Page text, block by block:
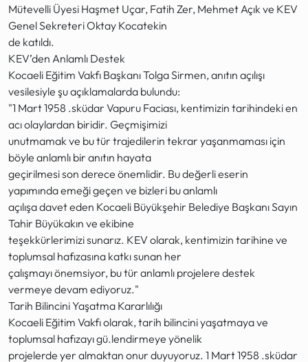
Mütevelli Üyesi Haşmet Uçar, Fatih Zer, Mehmet Açık ve KEV
Genel Sekreteri Oktay Kocatekin
de katıldı.
KEV’den Anlamlı Destek
Kocaeli Eğitim Vakfı Başkanı Tolga Sirmen, anıtın açılışı
vesilesiyle şu açıklamalarda bulundu:
"1 Mart 1958 .sküdar Vapuru Faciası, kentimizin tarihindeki en
acı olaylardan biridir. Geçmişimizi
unutmamak ve bu tür trajedilerin tekrar yaşanmaması için
böyle anlamlı bir anıtın hayata
geçirilmesi son derece önemlidir. Bu değerli eserin
yapımında emeği geçen ve bizleri bu anlamlı
açılışa davet eden Kocaeli Büyükşehir Belediye Başkanı Sayın
Tahir Büyükakın ve ekibine
teşekkürlerimizi sunarız. KEV olarak, kentimizin tarihine ve
toplumsal hafızasına katkı sunan her
çalışmayı önemsiyor, bu tür anlamlı projelere destek
vermeye devam ediyoruz."
Tarih Bilincini Yaşatma Kararlılığı
Kocaeli Eğitim Vakfı olarak, tarih bilincini yaşatmaya ve
toplumsal hafızayı gü.lendirmeye yönelik
projelerde yer almaktan onur duyuyoruz. 1 Mart 1958 .sküdar